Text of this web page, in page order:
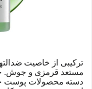
ترکیبی از خاصیت
مستعد قرمزی و جوش.
دسته محصولات پوست